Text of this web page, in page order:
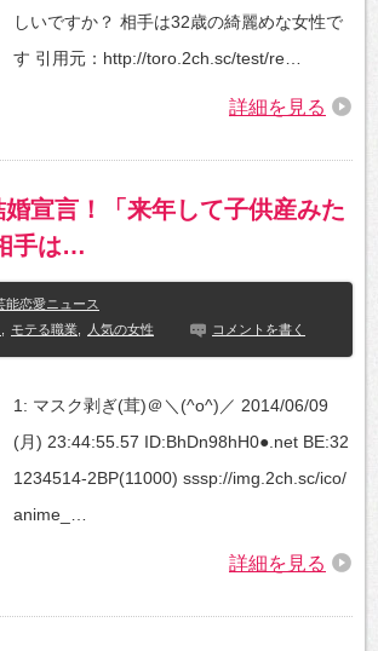
しいですか？ 相手は32歳の綺麗めな女性で
す 引用元：http://toro.2ch.sc/test/re…
詳細を見る
宣言！「来年して子供産みた
手は…
能恋愛ニュース
モテる職業 人気の女性 コメントを書く
1: マスク剥ぎ(茸)＠＼(^o^)／ 2014/06/09
(月) 23:44:55.57 ID:BhDn98hH0●.net BE:32
1234514-2BP(11000) sssp://img.2ch.sc/ico/
anime_…
詳細を見る